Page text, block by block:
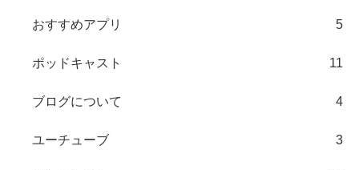
おすすめアプリ 5
ポッドキャスト 11
ブログについて 4
ユーチューブ 3